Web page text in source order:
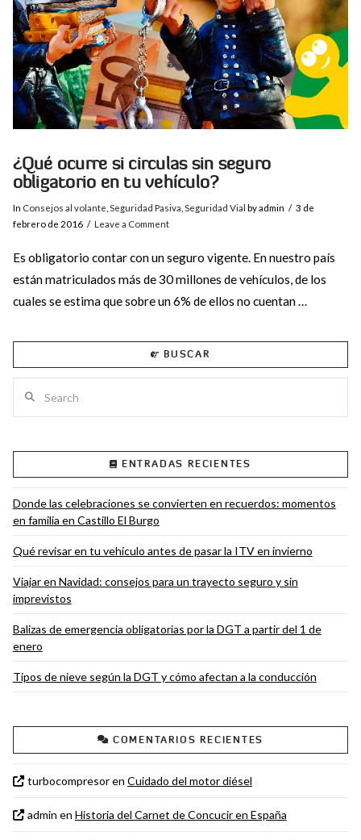
VIEW POST
¿Qué ocurre si circulas sin seguro
obligatorio en tu vehículo?
In Consejos al volante Seguridad Pasiva Seguridad Vial by admin
3 de
febrero de 2016
Leave a Comment
Es obligatorio contar con un seguro vigente. En nuestro país
están matriculados más de 30 millones de vehículos, de los
cuales se estima que sobre un 6% de ellos no cuentan …
BUSCAR
ENTRADAS RECIENTES
Donde las celebraciones se convierten en recuerdos: momentos
en familia en Castillo El Burgo
Qué revisar en tu vehículo antes de pasar la ITV en invierno
Viajar en Navidad: consejos para un trayecto seguro y sin
imprevistos
Balizas de emergencia obligatorias por la DGT a partir del 1 de
enero
Tipos de nieve según la DGT y cómo afectan a la conducción
COMENTARIOS RECIENTES
turbocompresoren Cuidado del motor diésel
admin en Historia del Carnet de Concucir en España